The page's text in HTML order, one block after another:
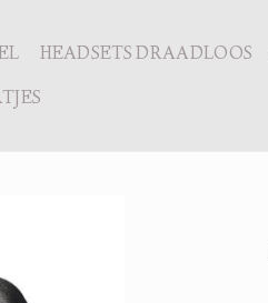
HEADSETS DRAADLOOS